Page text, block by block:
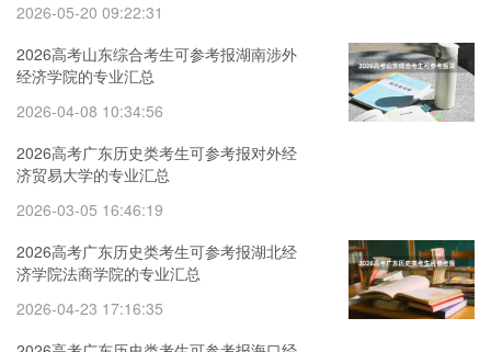
2026-05-20 09:22:31
2026高考山东综合考生可参考报湖南涉外
经济学院的专业汇总
2026-04-08 10:34:56
2026高考广东历史类考生可参考报对外经
济贸易大学的专业汇总
2026-03-05 16:46:19
2026高考广东历史类考生可参考报湖北经
济学院法商学院的专业汇总
2026-04-23 17:16:35